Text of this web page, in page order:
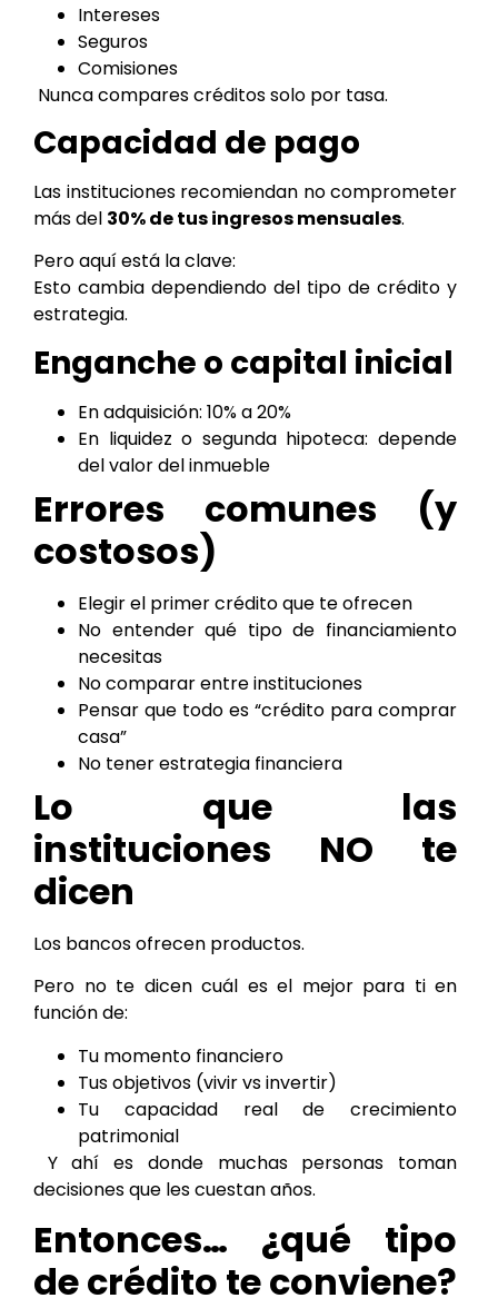
Intereses
Seguros
Comisiones
Nunca compares créditos solo por tasa.
Capacidad de pago
Las instituciones recomiendan no comprometer
más del 30% de tus ingresos mensuales.
Pero aquí está la clave:
Esto cambia dependiendo del tipo de crédito y
estrategia.
Enganche o capital inicial
En adquisición: 10% a 20%
En liquidez o segunda hipoteca: depende
del valor del inmueble
Errores comunes (y
costosos)
Elegir el primer crédito que te ofrecen
No entender qué tipo de financiamiento
necesitas
No comparar entre instituciones
Pensar que todo es “crédito para comprar
casa”
No tener estrategia financiera
Lo que las
instituciones NO te
dicen
Los bancos ofrecen productos.
Pero no te dicen cuál es el mejor para ti en
función de:
Tu momento financiero
Tus objetivos (vivir vs invertir)
Tu capacidad real de crecimiento
patrimonial
Y ahí es donde muchas personas toman
decisiones que les cuestan años.
Entonces… ¿qué tipo
de crédito te conviene?